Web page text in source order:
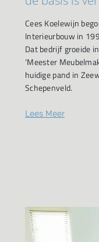
Cees Koelewijn
Interieurbouw in
Dat bedrijf groeide
‘Meester
huidige pand in
Schepenveld.
Lees Meer